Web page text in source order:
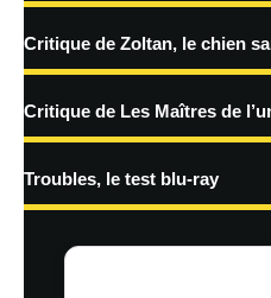
Critique de Zoltan, le chien
Critique de Les Maîtres de
Troubles, le test blu-ray